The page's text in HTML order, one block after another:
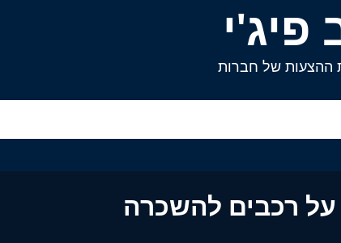
ההצעות של חברות
הנחה על רכבים להשכרה